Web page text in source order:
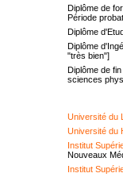
Diplôme de
Période
Diplôme
Diplôme
"très bien"]
Diplôme de
sciences
Université du
Université du
Institut
Nouveaux
Institut